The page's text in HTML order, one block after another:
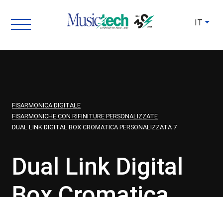
IT
FISARMONICA DIGITALE
FISARMONICHE CON RIFINITURE PERSONALIZZATE
DUAL LINK DIGITAL BOX CROMATICA PERSONALIZZATA 7
Dual Link Digital